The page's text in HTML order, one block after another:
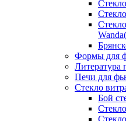
Формы для
Литература
Печи для
Стекло
Бой